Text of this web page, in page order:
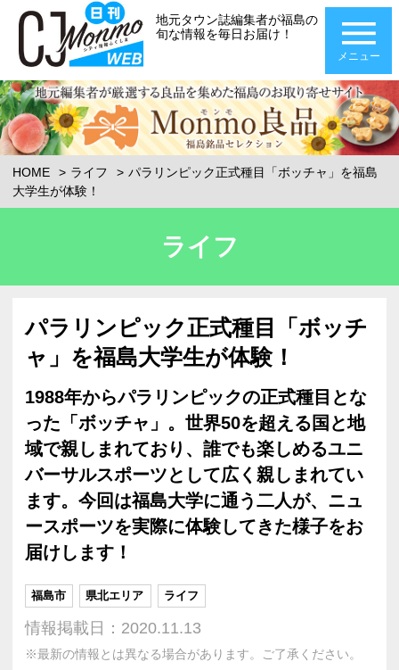
地元タウン誌編集者が福島の
旬な情報を毎日お届け！
メニュー
HOME ライフ
パラリンピック正式種目「ボッチャ」を福島
大学生が体験！
ライフ
パラリンピック正式種目「ボッチ
ャ」を福島大学生が体験！
1988年からパラリンピックの正式種目とな
った「ボッチャ」。世界50を超える国と地
域で親しまれており、誰でも楽しめるユニ
バーサルスポーツとして広く親しまれてい
ます。今回は福島大学に通う二人が、ニュ
ースポーツを実際に体験してきた様子をお
届けします！
福島市 県北エリア ライフ
情報掲載日：2020.11.13
※最新の情報とは異なる場合があります。ご了承ください。